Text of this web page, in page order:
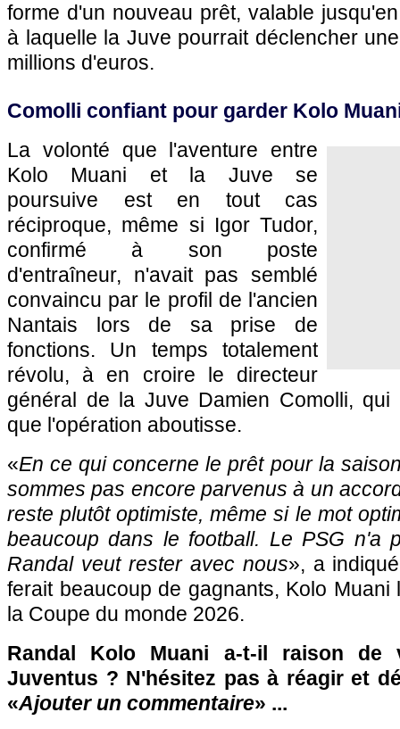
forme d'un nouveau prêt, valable
à laquelle la Juve pourrait déclencher
millions d'euros.
Comolli confiant pour garder Kolo
La volonté que l'aventure entre
Kolo Muani et la Juve se
poursuive est en tout cas
réciproque, même si Igor Tudor,
confirmé à son poste
d'entraîneur, n'avait pas semblé
convaincu par le profil de l'ancien
Nantais lors de sa prise de
fonctions. Un temps totalement
révolu, à en croire le directeur
général de la Juve Damien Comolli, qui
que l'opération aboutisse.
«En ce qui concerne le prêt pour la
sommes pas encore parvenus à un
reste plutôt optimiste, même si le mot
beaucoup dans le football. Le PSG n'a
Randal veut rester avec nous», a
ferait beaucoup de gagnants, Kolo Muani
la Coupe du monde 2026.
Randal Kolo Muani a-t-il raison
Juventus ? N'hésitez pas à réagir et
«Ajouter un commentaire» ...